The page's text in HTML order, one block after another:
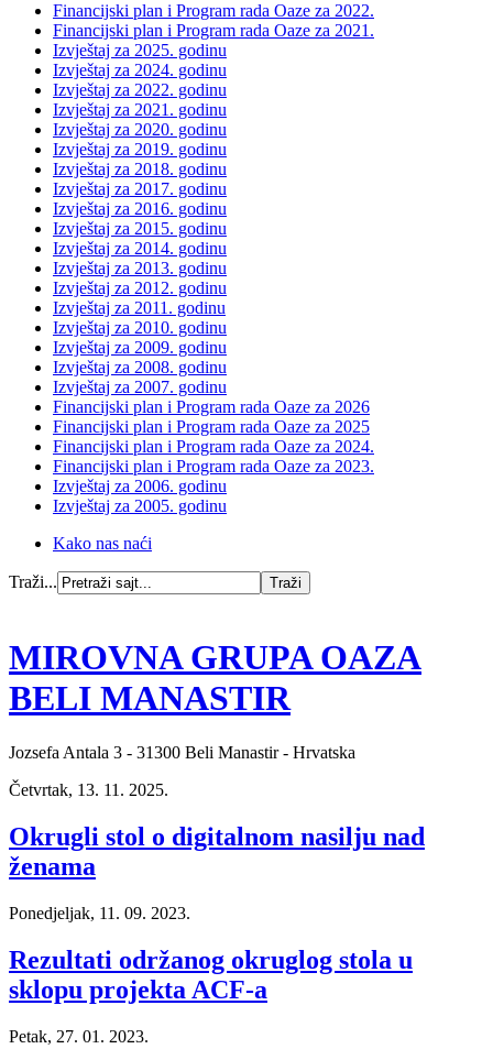
Financijski plan i Program rada Oaze za 2022.
Financijski plan i Program rada Oaze za 2021.
Izvještaj za 2025. godinu
Izvještaj za 2024. godinu
Izvještaj za 2022. godinu
Izvještaj za 2021. godinu
Izvještaj za 2020. godinu
Izvještaj za 2019. godinu
Izvještaj za 2018. godinu
Izvještaj za 2017. godinu
Izvještaj za 2016. godinu
Izvještaj za 2015. godinu
Izvještaj za 2014. godinu
Izvještaj za 2013. godinu
Izvještaj za 2012. godinu
Izvještaj za 2011. godinu
Izvještaj za 2010. godinu
Izvještaj za 2009. godinu
Izvještaj za 2008. godinu
Izvještaj za 2007. godinu
Financijski plan i Program rada Oaze za 2026
Financijski plan i Program rada Oaze za 2025
Financijski plan i Program rada Oaze za 2024.
Financijski plan i Program rada Oaze za 2023.
Izvještaj za 2006. godinu
Izvještaj za 2005. godinu
Kako nas naći
Traži...
MIROVNA GRUPA OAZA
BELI MANASTIR
Jozsefa Antala 3 - 31300 Beli Manastir - Hrvatska
Četvrtak, 13. 11. 2025.
Okrugli stol o digitalnom nasilju nad
ženama
Ponedjeljak, 11. 09. 2023.
Rezultati održanog okruglog stola u
sklopu projekta ACF-a
Petak, 27. 01. 2023.